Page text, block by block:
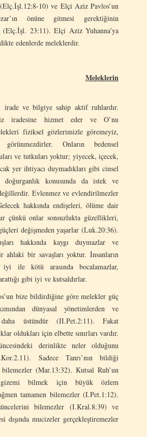
10) ve Elçi Aziz Pavlos’un
önüne gitmesi gerektiğinin
(Elç.İşl. 23:11). Elçi Aziz Yuhanna’ya
edenlerde meleklerdir.
Meleklerin
irade ve bilgiye sahip aktif ruhlardır.
iradesine hizmet eder ve O’nu
fiziksel gözlerimizle göremeyiz,
Onların bedensel
ve tutkuları yoktur; yiyecek, içecek,
yer ihtiyacı duymadıkları gibi cinsel
doğurganlık konusunda da istek ve
Evlenmez ve evlendirilmezler
hakkında endişeleri, ölüme dair
çünkü onlar sonsuzlukta güzellikleri,
değişmeden yaşarlar (Luk.20:36).
hakkında kaygı duymazlar ve
ahlaki bir savaşları yoktur. İnsanların
ile kötü arasında bocalamazlar,
gibi iyi ve kutsaldırlar.
bize bildirdiğine göre melekler güç
dünyasal yönetimlerden ve
üstündür (II.Pet.2:11). Fakat
oldukları için elbette sınırları vardır.
derinlikte neler olduğunu
Sadece Tanrı’nın bildiği
(Mar.13:32). Kutsal Ruh’un
gizemi bilmek için büyük özlem
tamamen bilemezler (I.Pet.1:12).
bilemezler (I.Kral.8:39) ve
dışında mucizeler gerçekleştiremezler